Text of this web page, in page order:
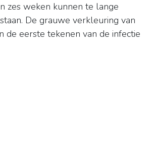
zes weken kunnen te lange
De grauwe verkleuring van
de eerste tekenen van de infectie